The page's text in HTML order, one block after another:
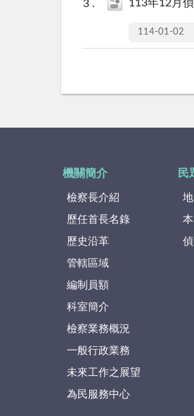
113年12月
114-01-02
機關簡介
檢察長介紹
歷任首長名錄
歷史沿革
管轄區域
編制員額
科室簡介
檢察業務概況
一般行政業務
未來工作之展望
為民服務中心
民